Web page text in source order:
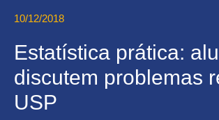
10/12/2018
Estatística prática:
discutem problemas
USP